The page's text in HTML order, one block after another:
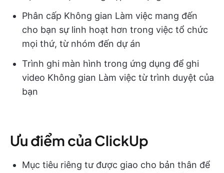
Phân cấp Không gian Làm việc mang đến
cho bạn sự linh hoạt hơn trong việc tổ chức
mọi thứ, từ nhóm đến dự án
Trình ghi màn hình trong ứng dụng để ghi
video Không gian Làm việc từ trình duyệt của
bạn
Ưu điểm của ClickUp
Mục tiêu riêng tư được giao cho bản thân để